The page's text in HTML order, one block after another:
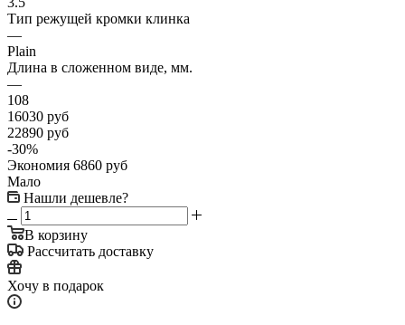
Тип режущей кромки клинка
—
Plain
Длина в сложенном виде, мм.
—
108
16030 руб
22890 руб
-30%
Экономия 6860 руб
Мало
Нашли дешевле?
В корзину
Рассчитать доставку
Хочу в подарок